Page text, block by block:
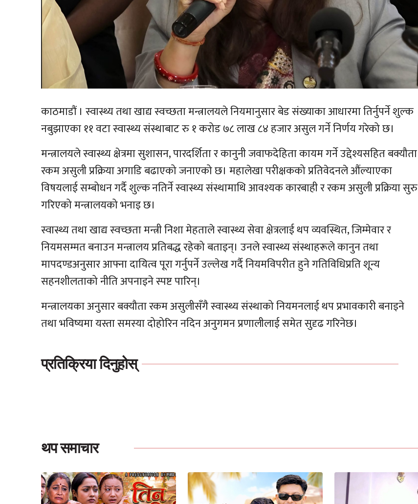
काठमाडौं । स्वास्थ्य तथा खाद्य स्वच्छता मन्त्रालयले नियमानुसार बेड संख्याका आधारमा तिर्नुपर्ने शुल्क
नबुझाएका ११ वटा स्वास्थ्य संस्थाबाट रु १ करोड ७८ लाख ८४ हजार असुल गर्ने निर्णय गरेको छ।
मन्त्रालयले स्वास्थ्य क्षेत्रमा सुशासन, पारदर्शिता र कानुनी जवाफदेहिता कायम गर्ने उद्देश्यसहित बक्यौता
रकम असुली प्रक्रिया अगाडि बढाएको जनाएको छ। महालेखा परीक्षकको प्रतिवेदनले औंल्याएका
विषयलाई सम्बोधन गर्दै शुल्क नतिर्ने स्वास्थ्य संस्थामाथि आवश्यक कारबाही र रकम असुली प्रक्रिया सुरु
गरिएको मन्त्रालयको भनाइ छ।
स्वास्थ्य तथा खाद्य स्वच्छता मन्त्री निशा मेहताले स्वास्थ्य सेवा क्षेत्रलाई थप व्यवस्थित, जिम्मेवार र
नियमसम्मत बनाउन मन्त्रालय प्रतिबद्ध रहेको बताइन्। उनले स्वास्थ्य संस्थाहरूले कानुन तथा
मापदण्डअनुसार आफ्ना दायित्व पूरा गर्नुपर्ने उल्लेख गर्दै नियमविपरीत हुने गतिविधिप्रति शून्य
सहनशीलताको नीति अपनाइने स्पष्ट पारिन्।
मन्त्रालयका अनुसार बक्यौता रकम असुलीसँगै स्वास्थ्य संस्थाको नियमनलाई थप प्रभावकारी बनाइने
तथा भविष्यमा यस्ता समस्या दोहोरिन नदिन अनुगमन प्रणालीलाई समेत सुदृढ गरिनेछ।
प्रतिक्रिया दिनुहोस्
थप समाचार